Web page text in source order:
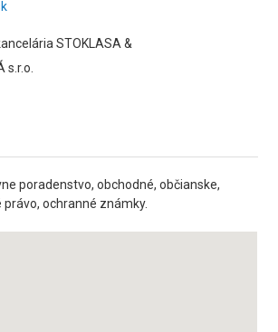
STOKLASA &
s.r.o.
poradenstvo, obchodné, občianske,
ochranné známky.